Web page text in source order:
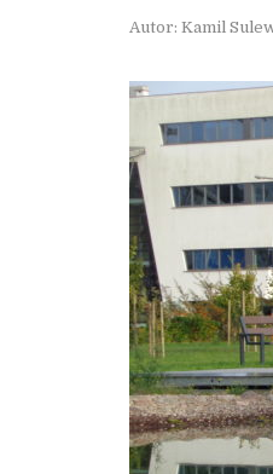
Autor: Kamil